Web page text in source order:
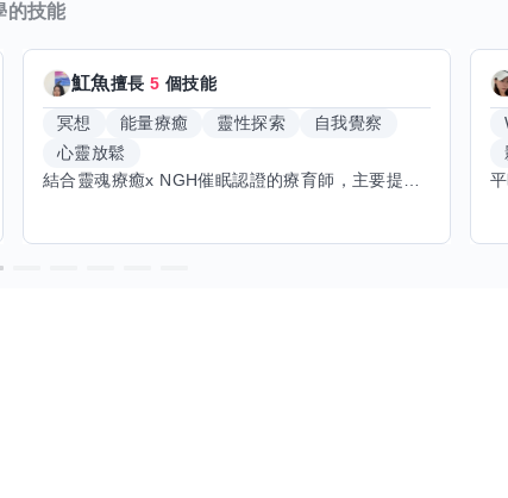
的技能
魟魚擅長5 個技能
冥想 能量療癒 靈性探索
自我覺察
心靈放鬆
結合靈魂療癒x NGH催眠認證的療育師，主要提供潛意識探索和靈魂導向的催眠療育。你會全程100%清醒跟我對話。